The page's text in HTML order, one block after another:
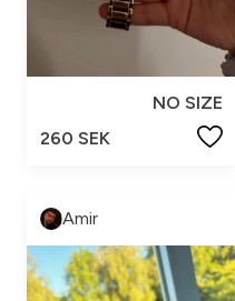
NO SIZE
260 SEK
Amir